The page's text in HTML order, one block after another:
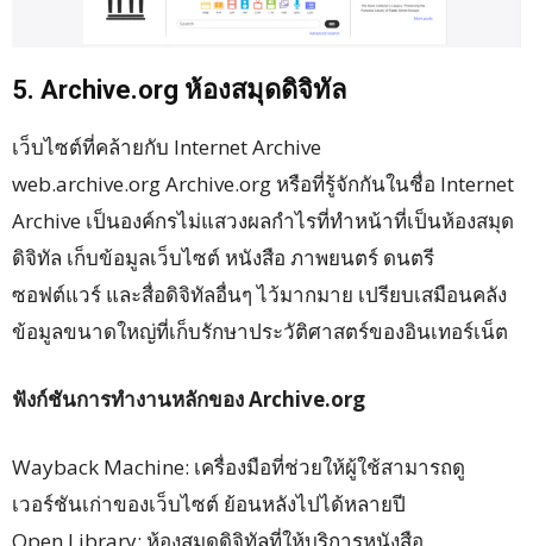
5. Archive.org ห้องสมุดดิจิทัล
เว็บไซต์ที่คล้ายกับ Internet Archive
web.archive.org Archive.org หรือที่รู้จักกันในชื่อ Internet
Archive เป็นองค์กรไม่แสวงผลกำไรที่ทำหน้าที่เป็นห้องสมุด
ดิจิทัล เก็บข้อมูลเว็บไซต์ หนังสือ ภาพยนตร์ ดนตรี
ซอฟต์แวร์ และสื่อดิจิทัลอื่นๆ ไว้มากมาย เปรียบเสมือนคลัง
ข้อมูลขนาดใหญ่ที่เก็บรักษาประวัติศาสตร์ของอินเทอร์เน็ต
ฟังก์ชันการทำงานหลักของ Archive.org
Wayback Machine: เครื่องมือที่ช่วยให้ผู้ใช้สามารถดู
เวอร์ชันเก่าของเว็บไซต์ ย้อนหลังไปได้หลายปี